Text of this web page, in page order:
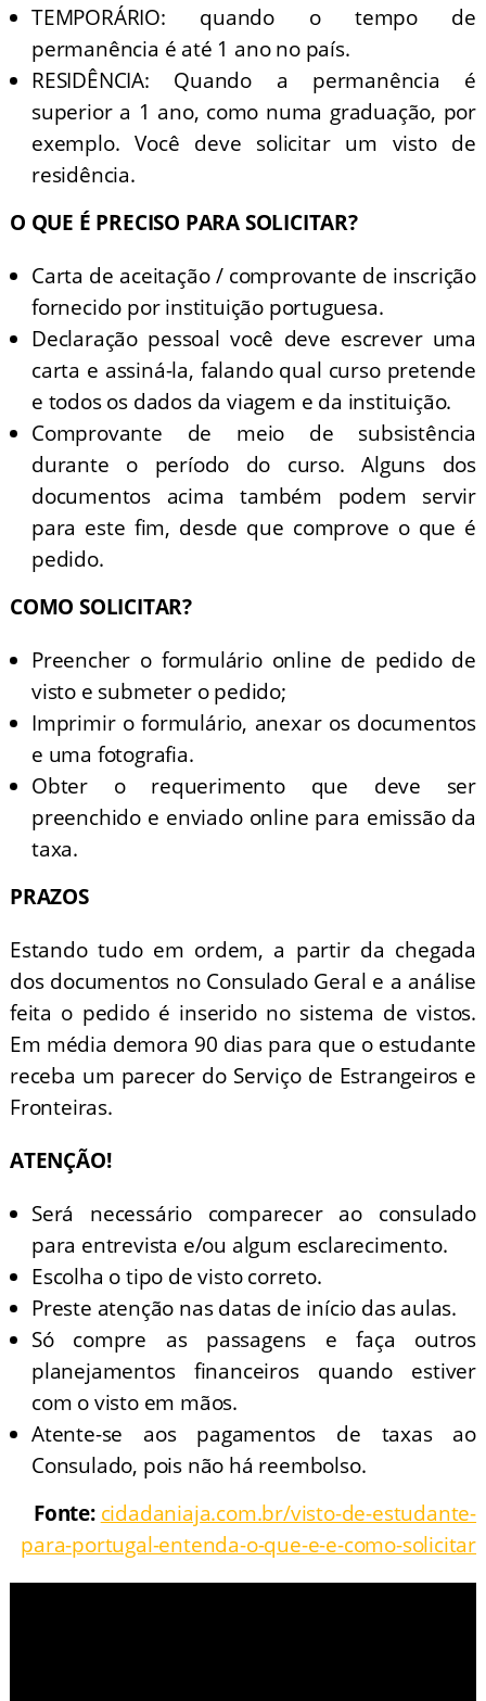
TEMPORÁRIO: quando o tempo de
permanência é até 1 ano no país.
RESIDÊNCIA: Quando a permanência é
superior a 1 ano, como numa graduação, por
exemplo. Você deve solicitar um visto de
residência.
O QUE É PRECISO PARA SOLICITAR?
Carta de aceitação / comprovante de inscrição
fornecido por instituição portuguesa.
Declaração pessoal você deve escrever uma
carta e assiná-la, falando qual curso pretende
e todos os dados da viagem e da instituição.
Comprovante de meio de subsistência
durante o período do curso. Alguns dos
documentos acima também podem servir
para este fim, desde que comprove o que é
pedido.
COMO SOLICITAR?
Preencher o formulário online de pedido de
visto e submeter o pedido;
Imprimir o formulário, anexar os documentos
e uma fotografia.
Obter o requerimento que deve ser
preenchido e enviado online para emissão da
taxa.
PRAZOS
Estando tudo em ordem, a partir da chegada
dos documentos no Consulado Geral e a análise
feita o pedido é inserido no sistema de vistos.
Em média demora 90 dias para que o estudante
receba um parecer do Serviço de Estrangeiros e
Fronteiras.
ATENÇÃO!
Será necessário comparecer ao consulado
para entrevista e/ou algum esclarecimento.
Escolha o tipo de visto correto.
Preste atenção nas datas de início das aulas.
Só compre as passagens e faça outros
planejamentos financeiros quando estiver
com o visto em mãos.
Atente-se aos pagamentos de taxas ao
Consulado, pois não há reembolso.
Fonte: cidadaniaja.com.br/visto-de-estudante-
para-portugal-entenda-o-que-e-e-como-solicitar